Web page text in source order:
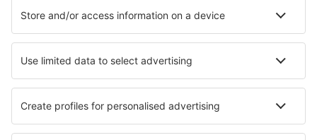
Află mai multe
Companii aeriene